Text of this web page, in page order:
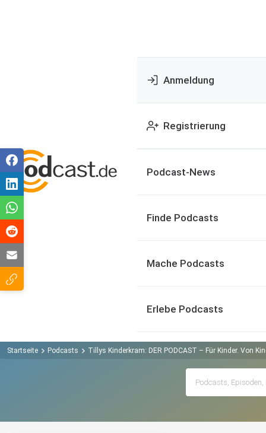
Anmeldung
Registrierung
Podcast-News
Finde Podcasts
Mache Podcasts
Erlebe Podcasts
Startseite Podcasts Tillys Kinderkram: DER PODCAST – Für Kinder. Von